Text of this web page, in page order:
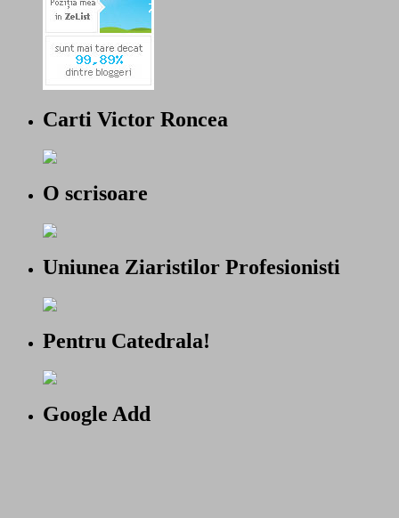
Carti Victor Roncea
O scrisoare
Uniunea Ziaristilor Profesionisti
Pentru Catedrala!
Google Add